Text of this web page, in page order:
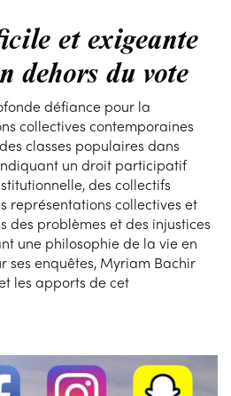
et exigeante
dehors du vote
défiance pour la
collectives contemporaines
classes populaires dans
un droit participatif
des collectifs
représentations collectives et
des problèmes et des injustices
une philosophie de la vie en
ses enquêtes, Myriam Bachir
les apports de cet